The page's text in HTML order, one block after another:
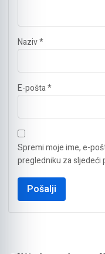
Naziv*
E-pošta*
Spremi moje ime, e-
pregledniku za sljedeći